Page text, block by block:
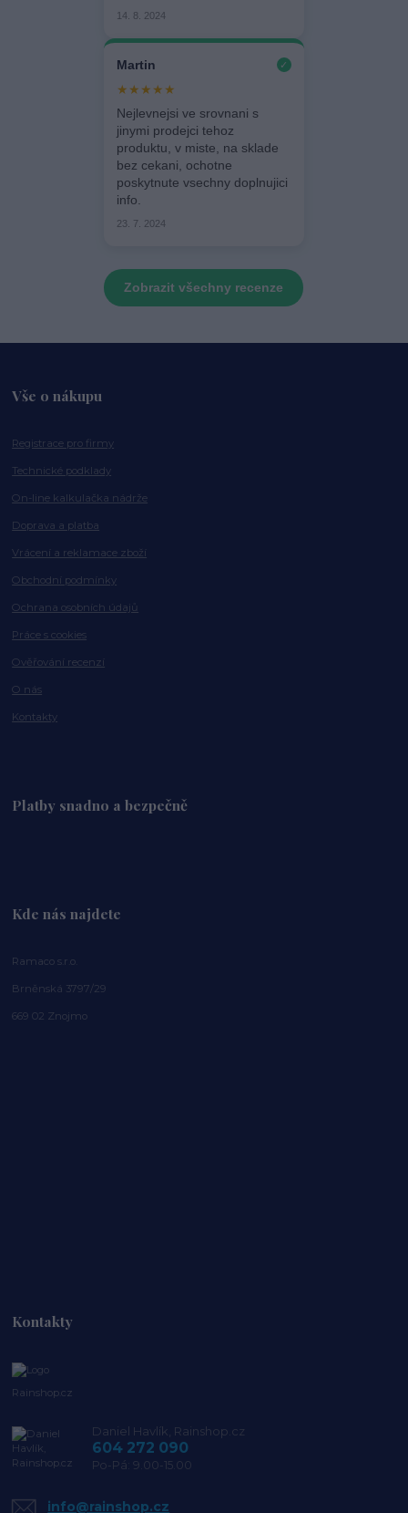
14. 8. 2024
Martin ✓
★★★★★
Nejlevnejsi ve srovnani s
jinymi prodejci tehoz
produktu, v miste, na sklade
bez cekani, ochotne
poskytnute vsechny doplnujici
info.
23. 7. 2024
Zobrazit všechny recenze
Vše o nákupu
Registrace pro firmy
Technické podklady
On-line kalkulačka nádrže
Doprava a platba
Vrácení a reklamace zboží
Obchodní podmínky
Ochrana osobních údajů
Práce s cookies
Ověřování recenzí
O nás
Kontakty
Platby snadno a bezpečně
Kde nás najdete
Ramaco s.r.o.
Brněnská 3797/29
669 02 Znojmo
Kontakty
Rainshop.cz
Daniel Havlík, Rainshop.cz
604 272 090
Po-Pá: 9.00-15.00
info@rainshop.cz